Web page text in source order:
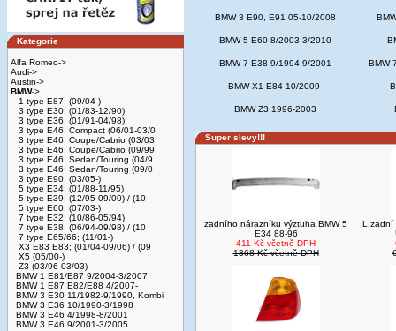
Kategorie
Alfa Romeo->
Audi->
Austin->
BMW->
1 type E87; (09/04-)
3 type E30; (01/83-12/90)
3 type E36; (01/91-04/98)
3 type E46; Compact (06/01-03/0
3 type E46; Coupe/Cabrio (03/03
3 type E46; Coupe/Cabrio (09/99
3 type E46; Sedan/Touring (04/9
3 type E46; Sedan/Touring (09/0
3 type E90; (03/05-)
5 type E34; (01/88-11/95)
5 type E39; (12/95-09/00) / (10
5 type E60; (07/03-)
7 type E32; (10/86-05/94)
7 type E38; (06/94-09/98) / (10
7 type E65/66; (11/01-)
X3 E83 E83; (01/04-09/06) / (09
X5 (05/00-)
Z3 (03/96-03/03)
BMW 1 E81/E87 9/2004-3/2007
BMW 1 E87 E82/E88 4/2007-
BMW 3 E30 11/1982-9/1990, Kombi
BMW 3 E36 10/1990-3/1998
BMW 3 E46 4/1998-8/2001
BMW 3 E46 9/2001-3/2005
BMW 3 E90, E91 05-10/2008
BMW 5 E60 8/2003-3/2010
BMW 7 E38 9/1994-9/2001 BMW
BMW X1 E84 10/2009-
BMW Z3 1996-2003
Super slevy!!!
zadního nárazníku výztuha BMW 5
E34 88-96
411 Kč včetně DPH
1368 Kč včetně DPH
L.zadní